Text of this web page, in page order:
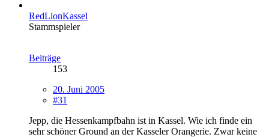
RedLionKassel
Stammspieler
Beiträge
153
20. Juni 2005
#31
Jepp, die Hessenkampfbahn ist in Kassel. Wie ich finde ein
sehr schöner Ground an der Kasseler Orangerie. Zwar keine